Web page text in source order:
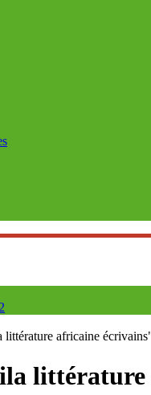
littérature africaine
littérature